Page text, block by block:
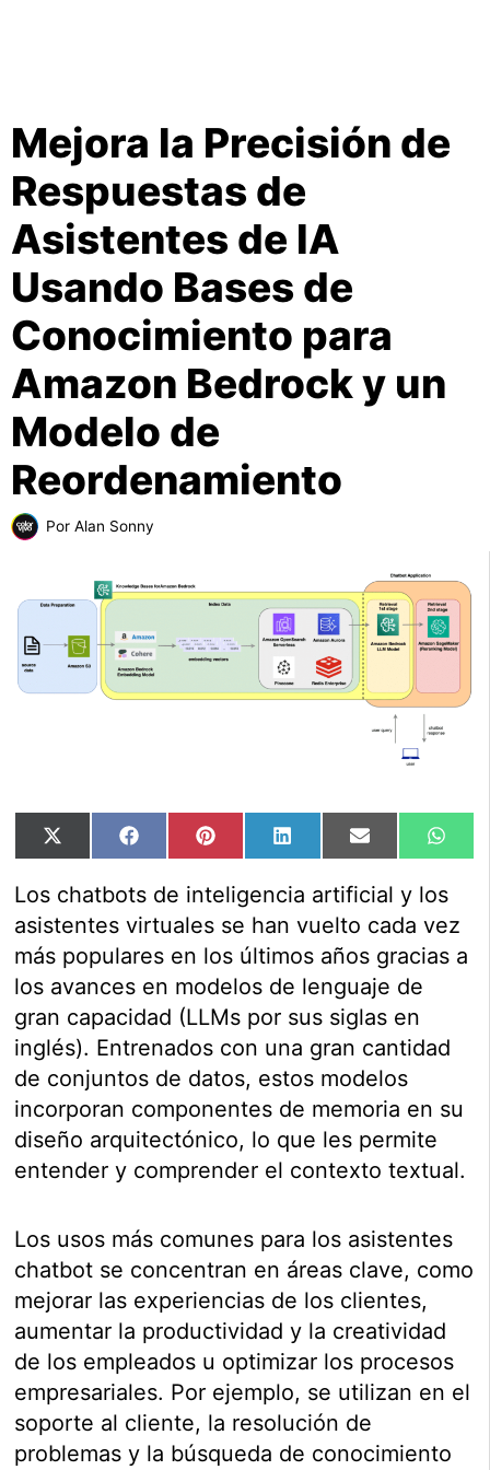
Mejora la Precisión de
Respuestas de
Asistentes de IA
Usando Bases de
Conocimiento para
Amazon Bedrock y un
Modelo de
Reordenamiento
Por Alan Sonny
Compartir
en
X
(Twitter)
Compartir
en
FacebookCompartir
en
PinterestCompartir
en
LinkedInCompartir
en
Email
en
Los chatbots de inteligencia artificial y los
asistentes virtuales se han vuelto cada vez
más populares en los últimos años gracias a
los avances en modelos de lenguaje de
gran capacidad (LLMs por sus siglas en
inglés). Entrenados con una gran cantidad
de conjuntos de datos, estos modelos
incorporan componentes de memoria en su
diseño arquitectónico, lo que les permite
entender y comprender el contexto textual.
Los usos más comunes para los asistentes
chatbot se concentran en áreas clave, como
mejorar las experiencias de los clientes,
aumentar la productividad y la creatividad
de los empleados u optimizar los procesos
empresariales. Por ejemplo, se utilizan en el
soporte al cliente, la resolución de
problemas y la búsqueda de conocimiento